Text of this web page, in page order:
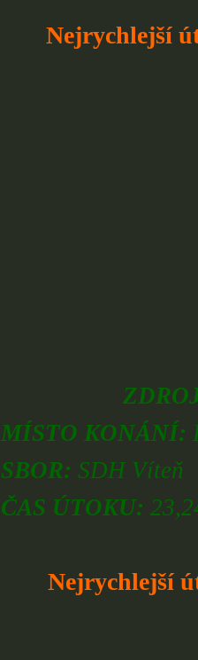
Nejrychlejší
MÍSTO KONÁNÍ:
SBOR: SDH Víteň
ČAS ÚTOKU:
Nejrychlejší